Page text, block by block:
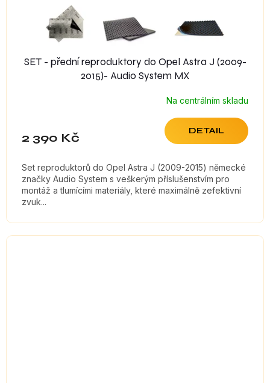
SET - přední reproduktory do Opel Astra J (2009-
2015)- Audio System MX
Na centrálním skladu
2 390 Kč DETAIL
Set reproduktorů do Opel Astra J (2009-2015) německé
značky Audio System s veškerým příslušenstvím pro
montáž a tlumícími materiály, které maximálně zefektivní
zvuk...